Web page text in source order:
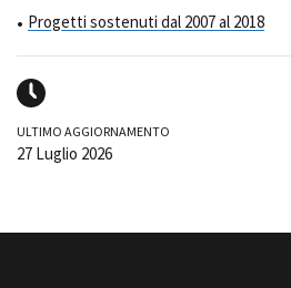
Progetti sostenuti dal 2007 al 2018
ULTIMO AGGIORNAMENTO
27 Luglio 2026